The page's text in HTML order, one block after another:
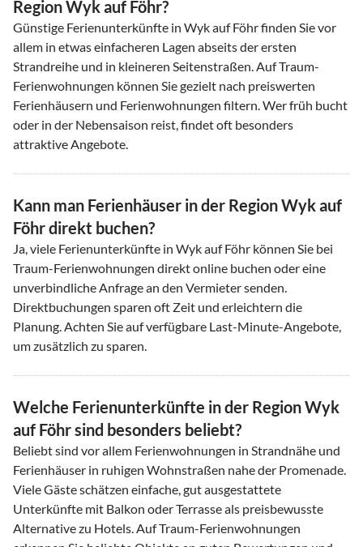
Region Wyk auf Föhr?
Günstige Ferienunterkünfte in Wyk auf Föhr finden Sie vor
allem in etwas einfacheren Lagen abseits der ersten
Strandreihe und in kleineren Seitenstraßen. Auf Traum-
Ferienwohnungen können Sie gezielt nach preiswerten
Ferienhäusern und Ferienwohnungen filtern. Wer früh bucht
oder in der Nebensaison reist, findet oft besonders
attraktive Angebote.
Kann man Ferienhäuser in der Region Wyk auf
Föhr direkt buchen?
Ja, viele Ferienunterkünfte in Wyk auf Föhr können Sie bei
Traum-Ferienwohnungen direkt online buchen oder eine
unverbindliche Anfrage an den Vermieter senden.
Direktbuchungen sparen oft Zeit und erleichtern die
Planung. Achten Sie auf verfügbare Last-Minute-Angebote,
um zusätzlich zu sparen.
Welche Ferienunterkünfte in der Region Wyk
auf Föhr sind besonders beliebt?
Beliebt sind vor allem Ferienwohnungen in Strandnähe und
Ferienhäuser in ruhigen Wohnstraßen nahe der Promenade.
Viele Gäste schätzen einfache, gut ausgestattete
Unterkünfte mit Balkon oder Terrasse als preisbewusste
Alternative zu Hotels. Auf Traum-Ferienwohnungen